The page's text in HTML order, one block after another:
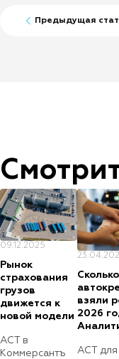
Предыдущая
09.12.2025
Рынок
страхования
грузов
движется к
новой модели
АСТ в
Коммерсантъ
Cколько
взяли
2026
АСТ